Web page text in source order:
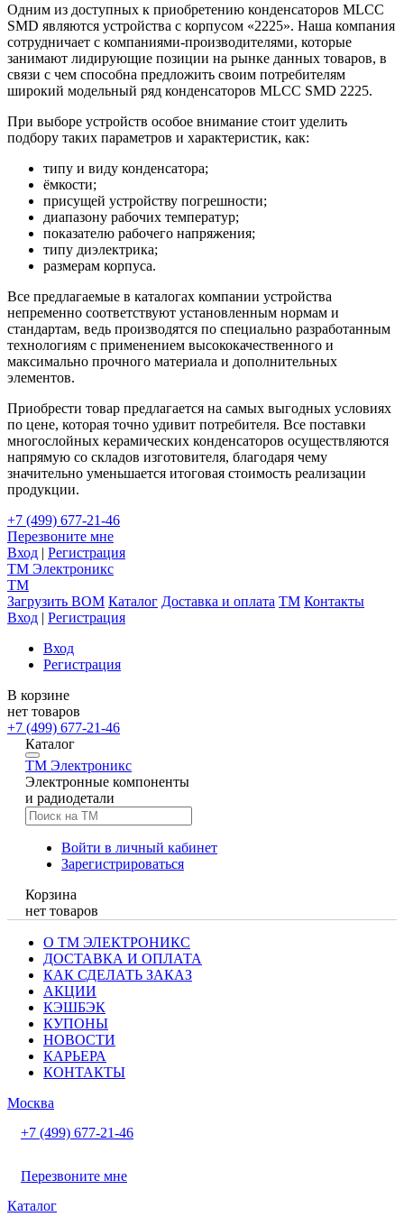
Одним из доступных к приобретению конденсаторов MLCC
SMD являются устройства с корпусом «2225». Наша компания
сотрудничает с компаниями-производителями, которые
занимают лидирующие позиции на рынке данных товаров, в
связи с чем способна предложить своим потребителям
широкий модельный ряд конденсаторов MLCC SMD 2225.
При выборе устройств особое внимание стоит уделить
подбору таких параметров и характеристик, как:
типу и виду конденсатора;
ёмкости;
присущей устройству погрешности;
диапазону рабочих температур;
показателю рабочего напряжения;
типу диэлектрика;
размерам корпуса.
Все предлагаемые в каталогах компании устройства
непременно соответствуют установленным нормам и
стандартам, ведь производятся по специально разработанным
технологиям с применением высококачественного и
максимально прочного материала и дополнительных
элементов.
Приобрести товар предлагается на самых выгодных условиях
по цене, которая точно удивит потребителя. Все поставки
многослойных керамических конденсаторов осуществляются
напрямую со складов изготовителя, благодаря чему
значительно уменьшается итоговая стоимость реализации
продукции.
+7 (499) 677-21-46
Перезвоните мне
Вход | Регистрация
TM Электроникс
TM
Загрузить BOM Каталог Доставка и оплата TM Контакты
Вход | Регистрация
Вход
Регистрация
В корзине
нет товаров
+7 (499) 677-21-46
Каталог
TM Электроникс
Электронные компоненты
и радиодетали
Войти в личный кабинет
Зарегистрироваться
Корзина
нет товаров
О ТМ ЭЛЕКТРОНИКС
ДОСТАВКА И ОПЛАТА
КАК СДЕЛАТЬ ЗАКАЗ
АКЦИИ
КЭШБЭК
КУПОНЫ
НОВОСТИ
КАРЬЕРА
КОНТАКТЫ
Москва
+7 (499) 677-21-46
Перезвоните мне
Каталог